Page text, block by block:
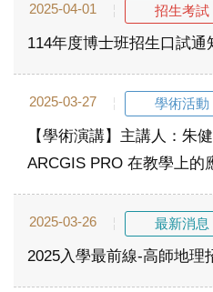
2025-04-01 招生考試
114年度博士班招生口試通
2025-03-27 學術活動
【學術演講】主講人：朱
ARCGIS PRO 在教學上的
2025-03-26 最新消息
2025入學最前線-高師地理